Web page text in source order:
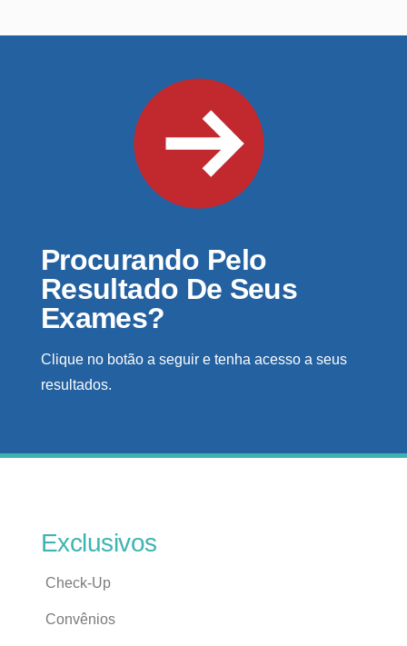
Procurando Pelo
Resultado De Seus
Exames?
Clique no botão a seguir e tenha acesso a seus
resultados.
Exclusivos
Check-Up
Convênios